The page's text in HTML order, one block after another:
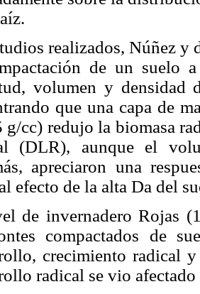
realizados, Núñez y
de un suelo
volumen y densidad
que una capa de
g/cc) redujo la biomasa
(DLR), aunque el
apreciaron una
efecto de la alta Da del
de invernadero Rojas
compactados de
crecimiento radical
radical se vio